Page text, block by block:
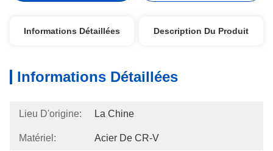
Informations Détaillées Description Du Produit
Informations Détaillées
Lieu D'origine: La Chine
Matériel: Acier De CR-V